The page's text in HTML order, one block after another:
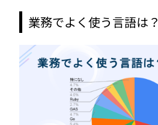
業務でよく使う言語は？